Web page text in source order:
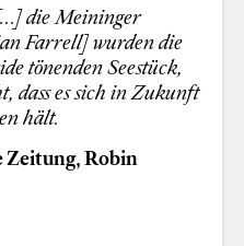
die Meininger
Farrell] wurden die
tönenden Seestück,
dass es sich in Zukunft
hält.
Robin